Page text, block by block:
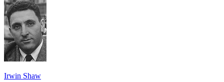
Irwin Shaw